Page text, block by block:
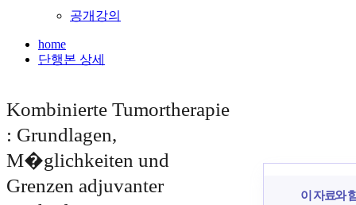
공개강의
home
단행본 상세
Kombinierte Tumortherapie
: Grundlagen,
M�glichkeiten und
Grenzen adjuvanter
이 자료와